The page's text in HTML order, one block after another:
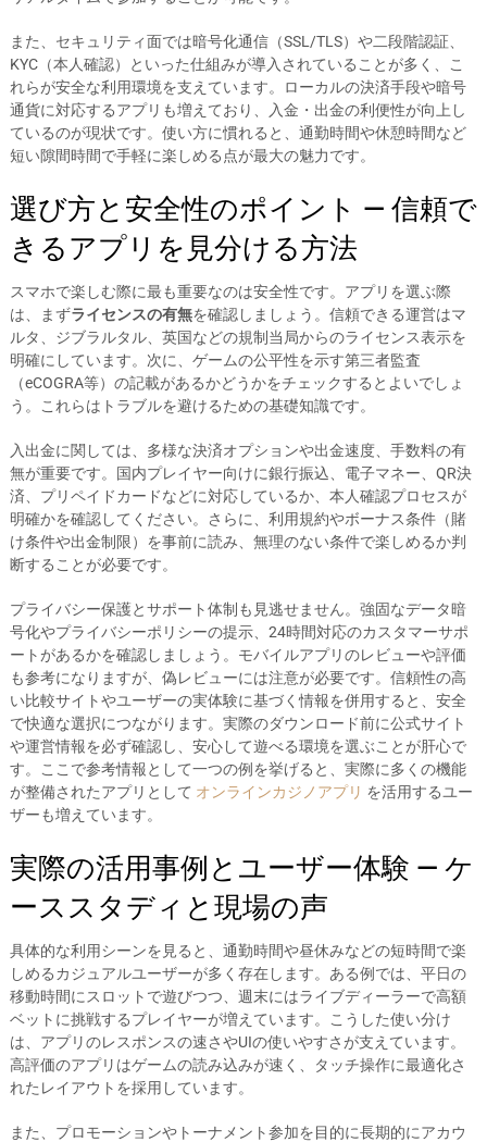
また、セキュリティ面では暗号化通信（SSL/TLS）や二段階認証、
KYC（本人確認）といった仕組みが導入されていることが多く、こ
れらが安全な利用環境を支えています。ローカルの決済手段や暗号
通貨に対応するアプリも増えており、入金・出金の利便性が向上し
ているのが現状です。使い方に慣れると、通勤時間や休憩時間など
短い隙間時間で手軽に楽しめる点が最大の魅力です。
選び方と安全性のポイント — 信頼で
きるアプリを見分ける方法
スマホで楽しむ際に最も重要なのは安全性です。アプリを選ぶ際
は、まずライセンスの有無を確認しましょう。信頼できる運営はマ
ルタ、ジブラルタル、英国などの規制当局からのライセンス表示を
明確にしています。次に、ゲームの公平性を示す第三者監査
（eCOGRA等）の記載があるかどうかをチェックするとよいでしょ
う。これらはトラブルを避けるための基礎知識です。
入出金に関しては、多様な決済オプションや出金速度、手数料の有
無が重要です。国内プレイヤー向けに銀行振込、電子マネー、QR決
済、プリペイドカードなどに対応しているか、本人確認プロセスが
明確かを確認してください。さらに、利用規約やボーナス条件（賭
け条件や出金制限）を事前に読み、無理のない条件で楽しめるか判
断することが必要です。
プライバシー保護とサポート体制も見逃せません。強固なデータ暗
号化やプライバシーポリシーの提示、24時間対応のカスタマーサポ
ートがあるかを確認しましょう。モバイルアプリのレビューや評価
も参考になりますが、偽レビューには注意が必要です。信頼性の高
い比較サイトやユーザーの実体験に基づく情報を併用すると、安全
で快適な選択につながります。実際のダウンロード前に公式サイト
や運営情報を必ず確認し、安心して遊べる環境を選ぶことが肝心で
す。ここで参考情報として一つの例を挙げると、実際に多くの機能
が整備されたアプリとして オンラインカジノアプリ を活用するユー
ザーも増えています。
実際の活用事例とユーザー体験 — ケ
ーススタディと現場の声
具体的な利用シーンを見ると、通勤時間や昼休みなどの短時間で楽
しめるカジュアルユーザーが多く存在します。ある例では、平日の
移動時間にスロットで遊びつつ、週末にはライブディーラーで高額
ベットに挑戦するプレイヤーが増えています。こうした使い分け
は、アプリのレスポンスの速さやUIの使いやすさが支えています。
高評価のアプリはゲームの読み込みが速く、タッチ操作に最適化さ
れたレイアウトを採用しています。
また、プロモーションやトーナメント参加を目的に長期的にアカウ